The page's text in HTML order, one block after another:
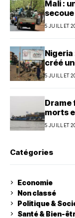
Mali :
5 JUILLET
Nigeria
créé
5 JUILLET
Drame
morts
5 JUILLET
Catégories
Economie
Non classé
Politique &
Santé & Bien-